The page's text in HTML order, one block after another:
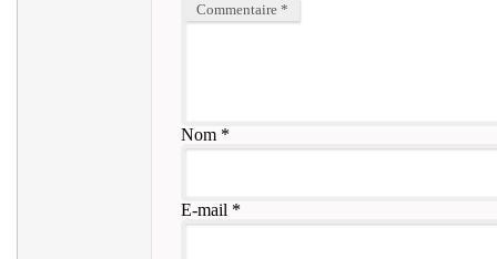
Commentaire *
Nom*
E-mail *